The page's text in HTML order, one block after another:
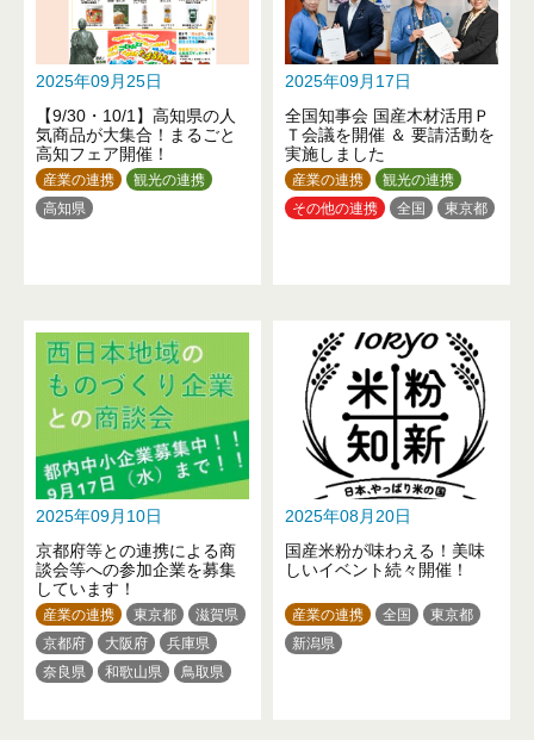
福岡県
熊本県
大分県
沖縄県
2025年09月25日
【9/30・10/1】高知県の人
気商品が大集合！まるごと
高知フェア開催！
産業の連携
観光の連携
高知県
2025年09月17日
全国知事会 国産木材活用Ｐ
Ｔ会議を開催 ＆ 要請活動を
実施しました
産業の連携
観光の連携
その他の連携
全国 東京都
2025年09月10日
京都府等との連携による商
談会等への参加企業を募集
しています！
産業の連携 東京都
滋賀県
京都府
大阪府
兵庫県
奈良県
和歌山県
鳥取県
2025年08月20日
国産米粉が味わえる！美味
しいイベント続々開催！
産業の連携 全国
東京都
新潟県